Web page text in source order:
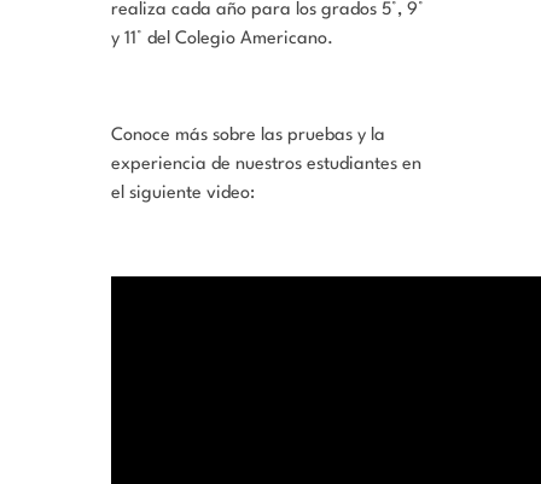
realiza cada año para los grados 5°, 9°
y 11° del Colegio Americano.
Conoce más sobre las pruebas y la
experiencia de nuestros estudiantes en
el siguiente video: